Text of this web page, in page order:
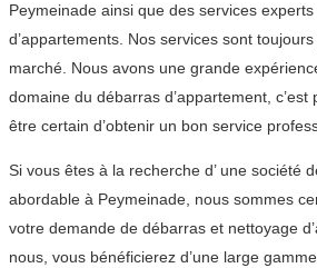
Peymeinade ainsi que des services
d’appartements. Nos services sont
marché. Nous avons une grande
domaine du débarras d’appartement,
être certain d’obtenir un bon service
Si vous êtes à la recherche d’ une société
abordable à Peymeinade, nous sommes
votre demande de débarras et nettoyage
nous, vous bénéficierez d’une large